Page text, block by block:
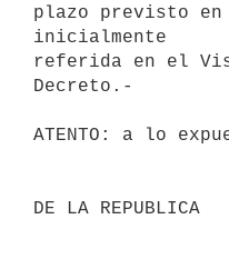
plazo previsto en
inicialmente
referida en el
Decreto.-
ATENTO: a lo
DE LA REPUBLICA